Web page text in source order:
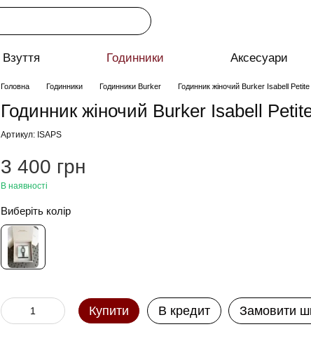
Взуття Годинники Аксесуари
Головна Годинники Годинники Burker Годинник жіночий Burker Isabell Petite
Годинник жіночий Burker Isabell
Артикул: ISAPS
3 400 грн
В наявності
Виберіть колір
Купити В кредит Замовити